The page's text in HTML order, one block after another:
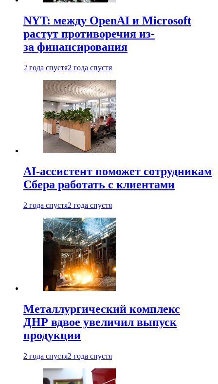
NYT: между OpenAI и Microsoft
растут противоречия из-
за финансирования
2 года спустя2 года спустя
AI-ассистент поможет сотрудникам
Сбера работать с клиентами
2 года спустя2 года спустя
Металлургический комплекс
ДНР вдвое увеличил выпуск
продукции
2 года спустя2 года спустя